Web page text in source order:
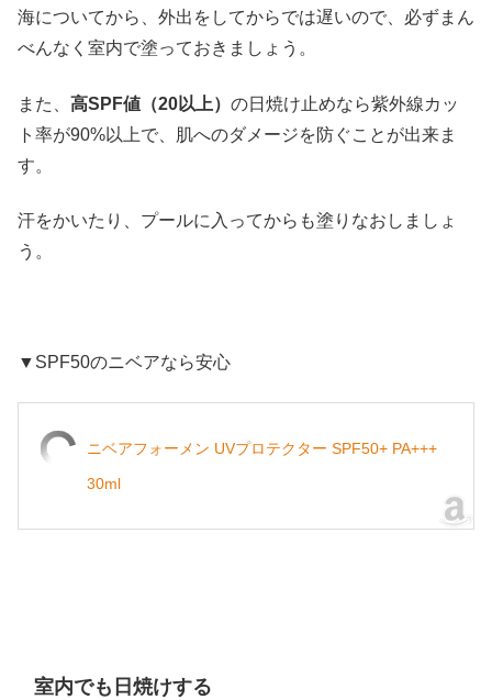
海についてから、外出をしてからでは遅いので、必ずまん
べんなく室内で塗っておきましょう。
また、 高SPF値（20以上） の日焼け止めなら紫外線カッ
ト率が90%以上で、肌へのダメージを防ぐことが出来ま
す。
汗をかいたり、プールに入ってからも塗りなおしましょ
う。
▼SPF50のニベアなら安心
ニベアフォーメン UVプロテクター SPF50+ PA+++
30ml
室内でも日焼けする